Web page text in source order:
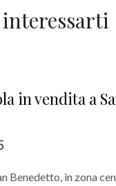
in vendita a
Benedetto, in zona